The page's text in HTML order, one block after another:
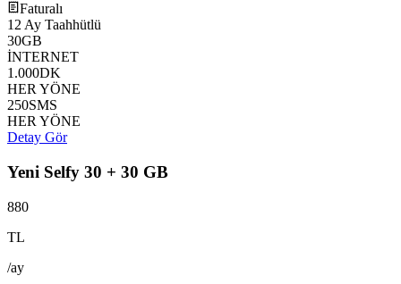
Faturalı
12 Ay Taahhütlü
30GB
İNTERNET
1.000DK
HER YÖNE
250SMS
HER YÖNE
Detay Gör
Yeni Selfy 30 + 30 GB
880
TL
/ay